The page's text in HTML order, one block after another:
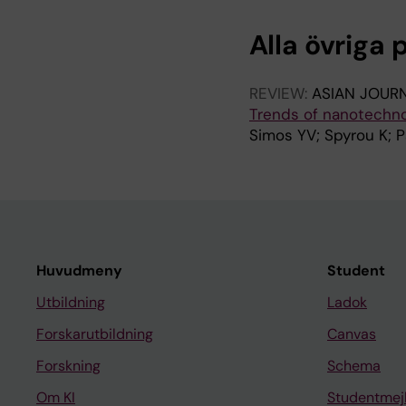
Alla övriga
REVIEW: ASIAN
Trends of
Simos YV; Spyrou K;
Huvudmeny
Utbildning
Forskarutbildning
Forskning
Om KI
Student
Ladok
Canvas
Schema